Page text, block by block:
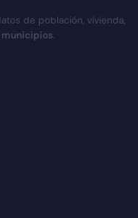
de población, vivienda,
municipios.